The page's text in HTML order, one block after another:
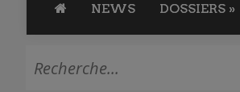
NEWS DOSSIERS »